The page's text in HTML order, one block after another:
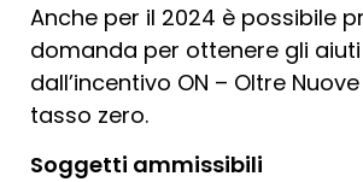
Anche per il 2024 è possibile
domanda per ottenere gli
dall’incentivo ON – Oltre
tasso zero.
Soggetti ammissibili